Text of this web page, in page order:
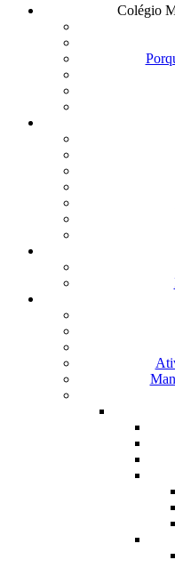
Fechar
Colégio